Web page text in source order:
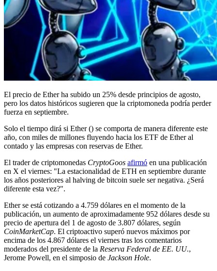
El precio de Ether ha subido un 25% desde principios de agosto,
pero los datos históricos sugieren que la criptomoneda podría perder
fuerza en septiembre.
Solo el tiempo dirá si Ether () se comporta de manera diferente este
año, con miles de millones fluyendo hacia los ETF de Ether al
contado y las empresas con reservas de Ether.
El trader de criptomonedas CryptoGoos afirmó en una publicación
en X el viernes: "La estacionalidad de ETH en septiembre durante
los años posteriores al halving de bitcoin suele ser negativa. ¿Será
diferente esta vez?".
Ether se está cotizando a 4.759 dólares en el momento de la
publicación, un aumento de aproximadamente 952 dólares desde su
precio de apertura del 1 de agosto de 3.807 dólares, según
CoinMarketCap. El criptoactivo superó nuevos máximos por
encima de los 4.867 dólares el viernes tras los comentarios
moderados del presidente de la Reserva Federal de EE. UU.,
Jerome Powell, en el simposio de Jackson Hole.